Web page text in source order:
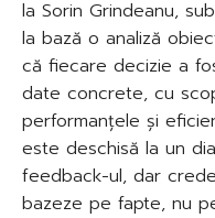
la Sorin Grindeanu,
la bază o analiză
că fiecare decizie a
date concrete, cu
performanțele și
este deschisă la un
feedback-ul, dar
bazeze pe fapte, nu